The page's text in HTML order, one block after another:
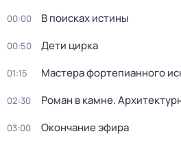
00:00 В поисках истины
00:50 Дети цирка
01:15 Мастера фортепианного
02:30 Роман в камне.
03:00 Окончание эфира